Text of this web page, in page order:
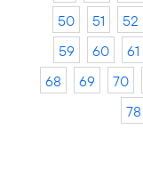
50
51 52
59
60 61
68
69 70
78